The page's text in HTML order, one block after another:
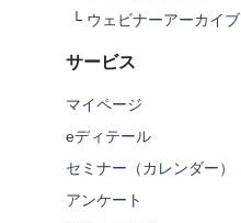
└ ウェビナーアーカイブ
サービス
マイページ
eディテール
セミナー（カレンダー）
アンケート